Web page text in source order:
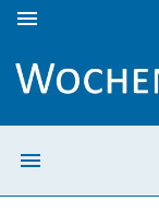
menu
menu